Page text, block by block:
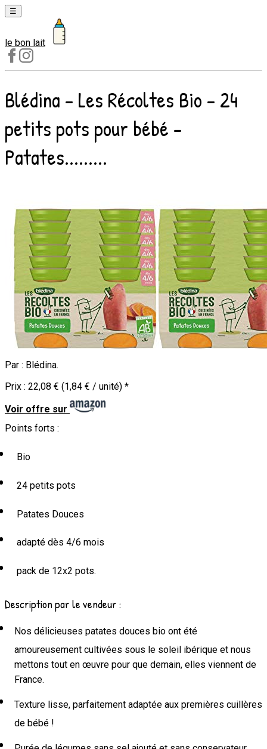
☰
Laits
1er
âge
Laits
2e
âge
Laits
de
le bon lait
Blédina - Les Récoltes Bio - 24
petits pots pour bébé -
Patates.........
Par : Blédina.
Prix : 22,08 € (1,84 € / unité) *
Voir offre sur
Points forts :
Bio
24 petits pots
Patates Douces
adapté dès 4/6 mois
pack de 12x2 pots.
Description par le vendeur :
Nos délicieuses patates douces bio ont été
amoureusement cultivées sous le soleil ibérique et nous
mettons tout en œuvre pour que demain, elles viennent de
France.
Texture lisse, parfaitement adaptée aux premières cuillères
de bébé !